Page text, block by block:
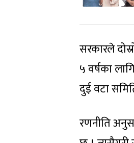
सरकारले
५ वर्षका
दुई वटा
रणनीति